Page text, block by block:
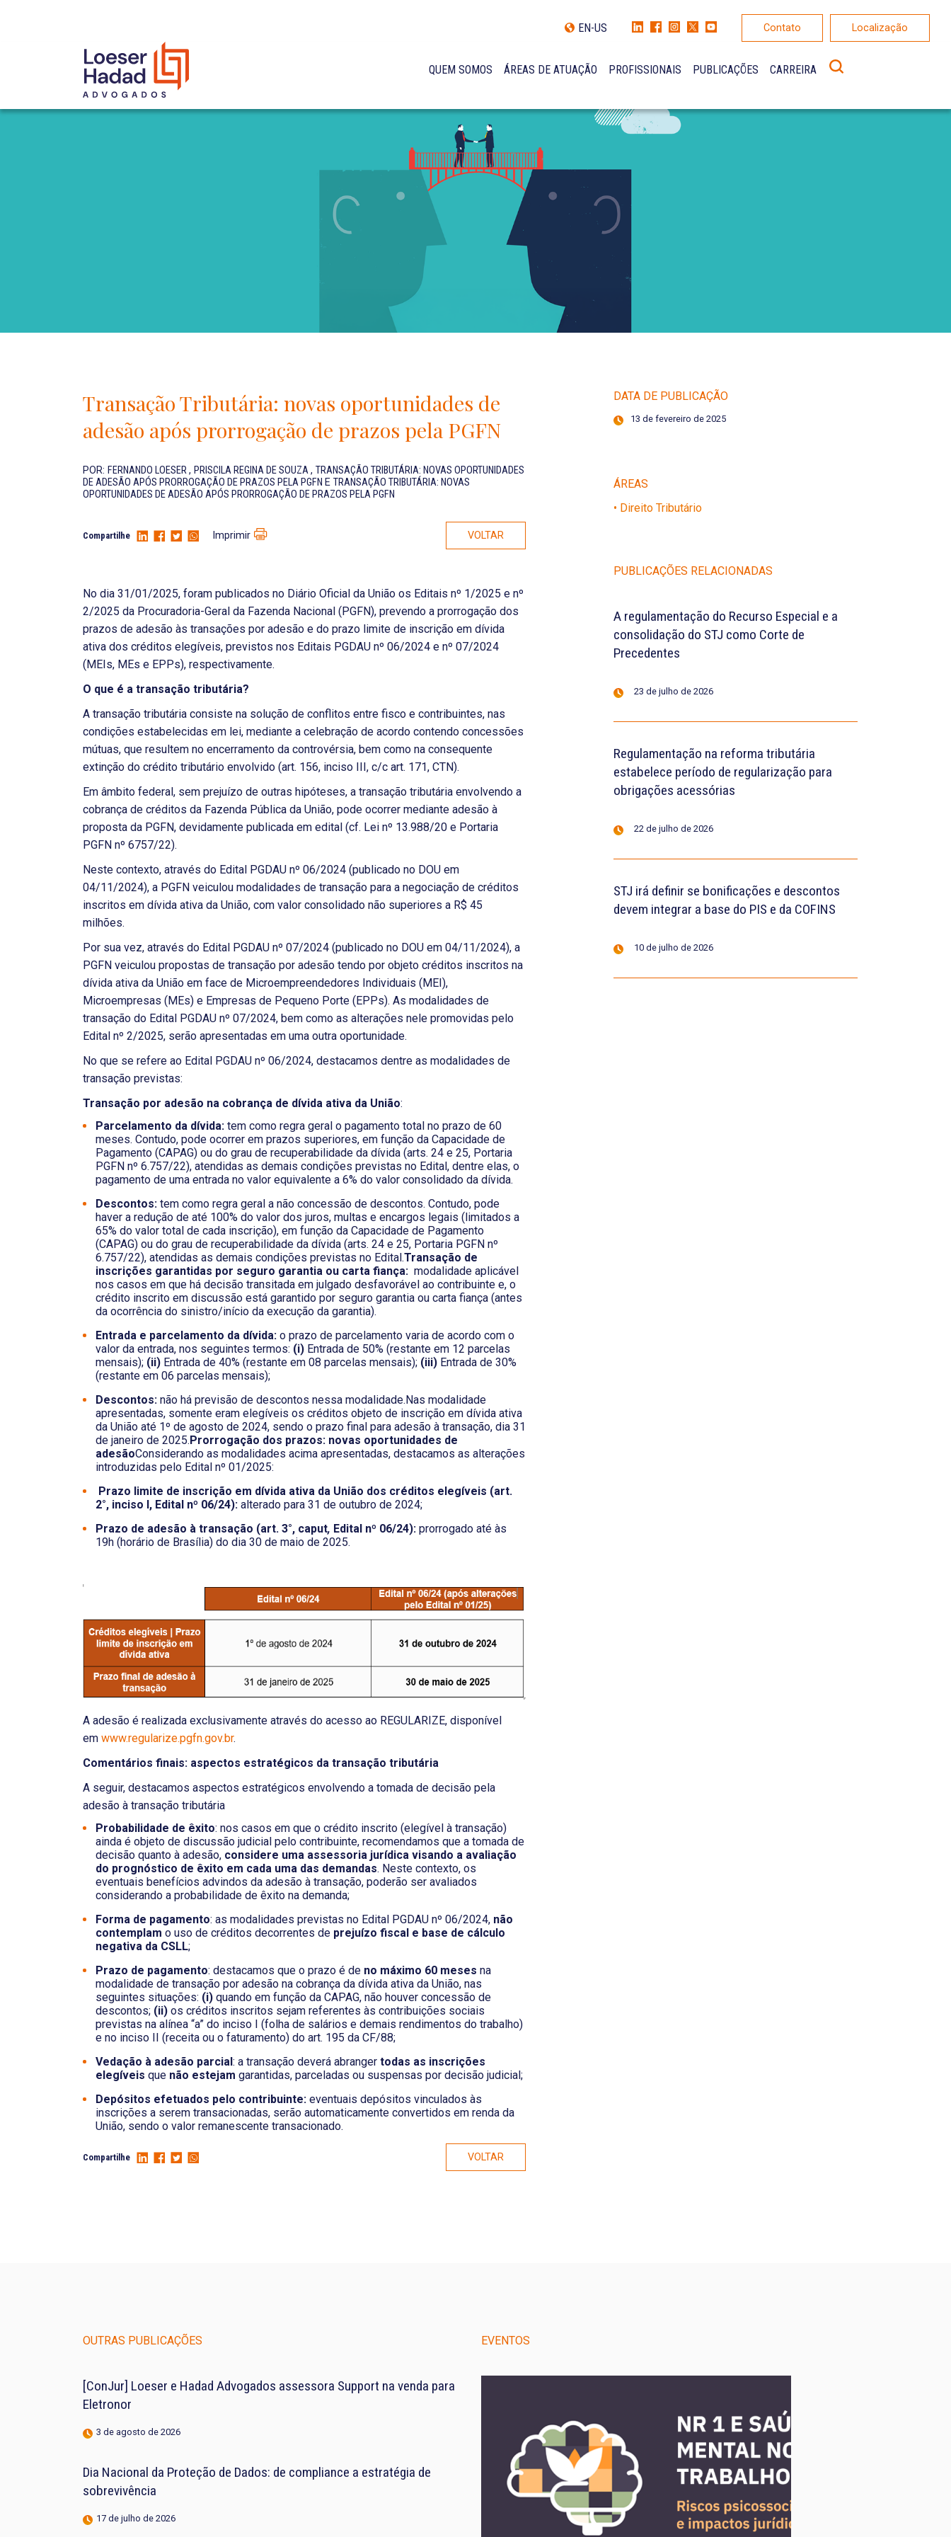
INTERNATIONAL NETWORK
PRÊMIOS
NOSSA EQUIPE
EN-US Contato Localização
QUEM SOMOS
INTERNATIONAL NETWORK
PRÊMIOS
NOSSA EQUIPE
ÁREAS DE ATUAÇÃO PROFISSIONAIS PUBLICAÇÕES CARREIRA
Transação Tributária: novas oportunidades de
adesão após prorrogação de prazos pela PGFN
POR: FERNANDO LOESER, PRISCILA REGINA DE SOUZA, TRANSAÇÃO TRIBUTÁRIA: NOVAS OPORTUNIDADES
DE ADESÃO APÓS PRORROGAÇÃO DE PRAZOS PELA PGFN E TRANSAÇÃO TRIBUTÁRIA: NOVAS
OPORTUNIDADES DE ADESÃO APÓS PRORROGAÇÃO DE PRAZOS PELA PGFN
Compartilhe Imprimir VOLTAR
No dia 31/01/2025, foram publicados no Diário Oficial da União os Editais nº 1/2025 e nº
2/2025 da Procuradoria-Geral da Fazenda Nacional (PGFN), prevendo a prorrogação dos
prazos de adesão às transações por adesão e do prazo limite de inscrição em dívida
ativa dos créditos elegíveis, previstos nos Editais PGDAU nº 06/2024 e nº 07/2024
(MEIs, MEs e EPPs), respectivamente.
O que é a transação tributária?
A transação tributária consiste na solução de conflitos entre fisco e contribuintes, nas
condições estabelecidas em lei, mediante a celebração de acordo contendo concessões
mútuas, que resultem no encerramento da controvérsia, bem como na consequente
extinção do crédito tributário envolvido (art. 156, inciso III, c/c art. 171, CTN).
Em âmbito federal, sem prejuízo de outras hipóteses, a transação tributária envolvendo a
cobrança de créditos da Fazenda Pública da União, pode ocorrer mediante adesão à
proposta da PGFN, devidamente publicada em edital (cf. Lei nº 13.988/20 e Portaria
PGFN nº 6757/22).
Neste contexto, através do Edital PGDAU nº 06/2024 (publicado no DOU em
04/11/2024), a PGFN veiculou modalidades de transação para a negociação de créditos
inscritos em dívida ativa da União, com valor consolidado não superiores a R$ 45
milhões.
Por sua vez, através do Edital PGDAU nº 07/2024 (publicado no DOU em 04/11/2024), a
PGFN veiculou propostas de transação por adesão tendo por objeto créditos inscritos na
dívida ativa da União em face de Microempreendedores Individuais (MEI),
Microempresas (MEs) e Empresas de Pequeno Porte (EPPs). As modalidades de
transação do Edital PGDAU nº 07/2024, bem como as alterações nele promovidas pelo
Edital nº 2/2025, serão apresentadas em uma outra oportunidade.
No que se refere ao Edital PGDAU nº 06/2024, destacamos dentre as modalidades de
transação previstas:
Transação por adesão na cobrança de dívida ativa da União:
Parcelamento da dívida: tem como regra geral o pagamento total no prazo de 60
meses. Contudo, pode ocorrer em prazos superiores, em função da Capacidade de
Pagamento (CAPAG) ou do grau de recuperabilidade da dívida (arts. 24 e 25, Portaria
PGFN nº 6.757/22), atendidas as demais condições previstas no Edital, dentre elas, o
pagamento de uma entrada no valor equivalente a 6% do valor consolidado da dívida.
Descontos: tem como regra geral a não concessão de descontos. Contudo, pode
haver a redução de até 100% do valor dos juros, multas e encargos legais (limitados a
65% do valor total de cada inscrição), em função da Capacidade de Pagamento
(CAPAG) ou do grau de recuperabilidade da dívida (arts. 24 e 25, Portaria PGFN nº
6.757/22), atendidas as demais condições previstas no Edital.Transação de
inscrições garantidas por seguro garantia ou carta fiança: modalidade aplicável
nos casos em que há decisão transitada em julgado desfavorável ao contribuinte e, o
crédito inscrito em discussão está garantido por seguro garantia ou carta fiança (antes
da ocorrência do sinistro/início da execução da garantia).
Entrada e parcelamento da dívida: o prazo de parcelamento varia de acordo com o
valor da entrada, nos seguintes termos: (i) Entrada de 50% (restante em 12 parcelas
mensais); (ii) Entrada de 40% (restante em 08 parcelas mensais); (iii) Entrada de 30%
(restante em 06 parcelas mensais);
Descontos: não há previsão de descontos nessa modalidade.Nas modalidade
apresentadas, somente eram elegíveis os créditos objeto de inscrição em dívida ativa
da União até 1º de agosto de 2024, sendo o prazo final para adesão à transação, dia 31
de janeiro de 2025.Prorrogação dos prazos: novas oportunidades de
adesãoConsiderando as modalidades acima apresentadas, destacamos as alterações
introduzidas pelo Edital nº 01/2025:
Prazo limite de inscrição em dívida ativa da União dos créditos elegíveis (art.
2°, inciso I, Edital nº 06/24): alterado para 31 de outubro de 2024;
Prazo de adesão à transação (art. 3°, caput, Edital nº 06/24): prorrogado até às
19h (horário de Brasília) do dia 30 de maio de 2025.
A adesão é realizada exclusivamente através do acesso ao REGULARIZE, disponível
em www.regularize.pgfn.gov.br.
Comentários finais: aspectos estratégicos da transação tributária
A seguir, destacamos aspectos estratégicos envolvendo a tomada de decisão pela
adesão à transação tributária
Probabilidade de êxito: nos casos em que o crédito inscrito (elegível à transação)
ainda é objeto de discussão judicial pelo contribuinte, recomendamos que a tomada de
decisão quanto à adesão, considere uma assessoria jurídica visando a avaliação
do prognóstico de êxito em cada uma das demandas. Neste contexto, os
eventuais benefícios advindos da adesão à transação, poderão ser avaliados
considerando a probabilidade de êxito na demanda;
Forma de pagamento: as modalidades previstas no Edital PGDAU nº 06/2024, não
contemplam o uso de créditos decorrentes de prejuízo fiscal e base de cálculo
negativa da CSLL;
Prazo de pagamento: destacamos que o prazo é de no máximo 60 meses na
modalidade de transação por adesão na cobrança da dívida ativa da União, nas
seguintes situações: (i) quando em função da CAPAG, não houver concessão de
descontos; (ii) os créditos inscritos sejam referentes às contribuições sociais
previstas na alínea “a” do inciso I (folha de salários e demais rendimentos do trabalho)
e no inciso II (receita ou o faturamento) do art. 195 da CF/88;
Vedação à adesão parcial: a transação deverá abranger todas as inscrições
elegíveis que não estejam garantidas, parceladas ou suspensas por decisão judicial;
Depósitos efetuados pelo contribuinte: eventuais depósitos vinculados às
inscrições a serem transacionadas, serão automaticamente convertidos em renda da
União, sendo o valor remanescente transacionado.
Compartilhe VOLTAR
DATA DE PUBLICAÇÃO
13 de fevereiro de 2025
ÁREAS
• Direito Tributário
PUBLICAÇÕES RELACIONADAS
A regulamentação do Recurso Especial e a
consolidação do STJ como Corte de
Precedentes
23 de julho de 2026
Regulamentação na reforma tributária
estabelece período de regularização para
obrigações acessórias
22 de julho de 2026
STJ irá definir se bonificações e descontos
devem integrar a base do PIS e da COFINS
10 de julho de 2026
OUTRAS PUBLICAÇÕES
[ConJur] Loeser e Hadad Advogados assessora Support na venda para
Eletronor
3 de agosto de 2026
Dia Nacional da Proteção de Dados: de compliance a estratégia de
sobrevivência
17 de julho de 2026
EVENTOS